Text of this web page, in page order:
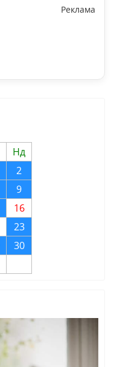
Реклама
Нд
2
9
16
23
30